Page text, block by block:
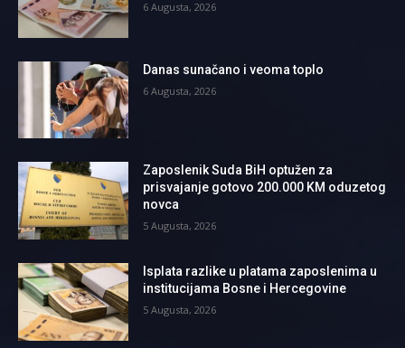
6 Augusta, 2026
Danas sunačano i veoma toplo
6 Augusta, 2026
Zaposlenik Suda BiH optužen za
prisvajanje gotovo 200.000 KM oduzetog
novca
5 Augusta, 2026
Isplata razlike u platama zaposlenima u
institucijama Bosne i Hercegovine
5 Augusta, 2026